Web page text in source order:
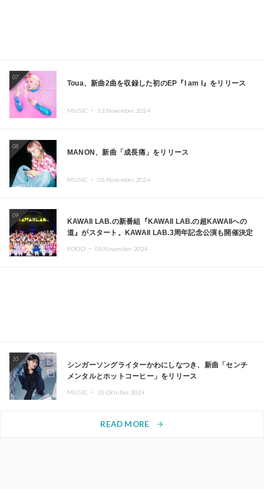
07
Toua、新曲2曲を収録した初のEP『I am I』をリリース
MUSIC ・ 13.November.2024
08
MANON、新曲「成長痛」をリリース
MUSIC ・ 05.November.2024
09
KAWAII LAB.の新番組『KAWAII LAB.の超KAWAIIへの
道』がスタート。KAWAII LAB.3周年記念公演も開催決定
FOOD ・ 05.November.2024
10
シンガーソングライターかわにしなつき、新曲「センチ
メンタルとホットコーヒー」をリリース
MUSIC ・ 31.October.2024
READ MORE arrow_forward